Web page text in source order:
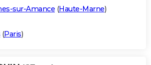
sur-Amance (Haute-Marne)
(Paris)